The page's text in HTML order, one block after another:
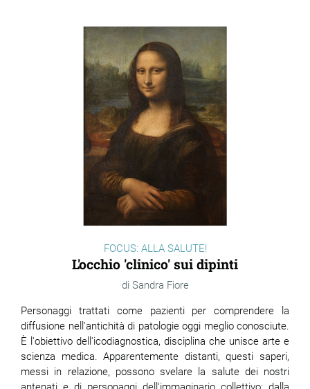
FOCUS: ALLA SALUTE!
L'occhio 'clinico' sui dipinti
Sandra Fiore
Personaggi trattati come pazienti per comprendere la
diffusione nell'antichità di patologie oggi meglio conosciute.
È l'obiettivo dell'icodiagnostica, disciplina che unisce arte e
scienza medica. Apparentemente distanti, questi saperi,
messi in relazione, possono svelare la salute dei nostri